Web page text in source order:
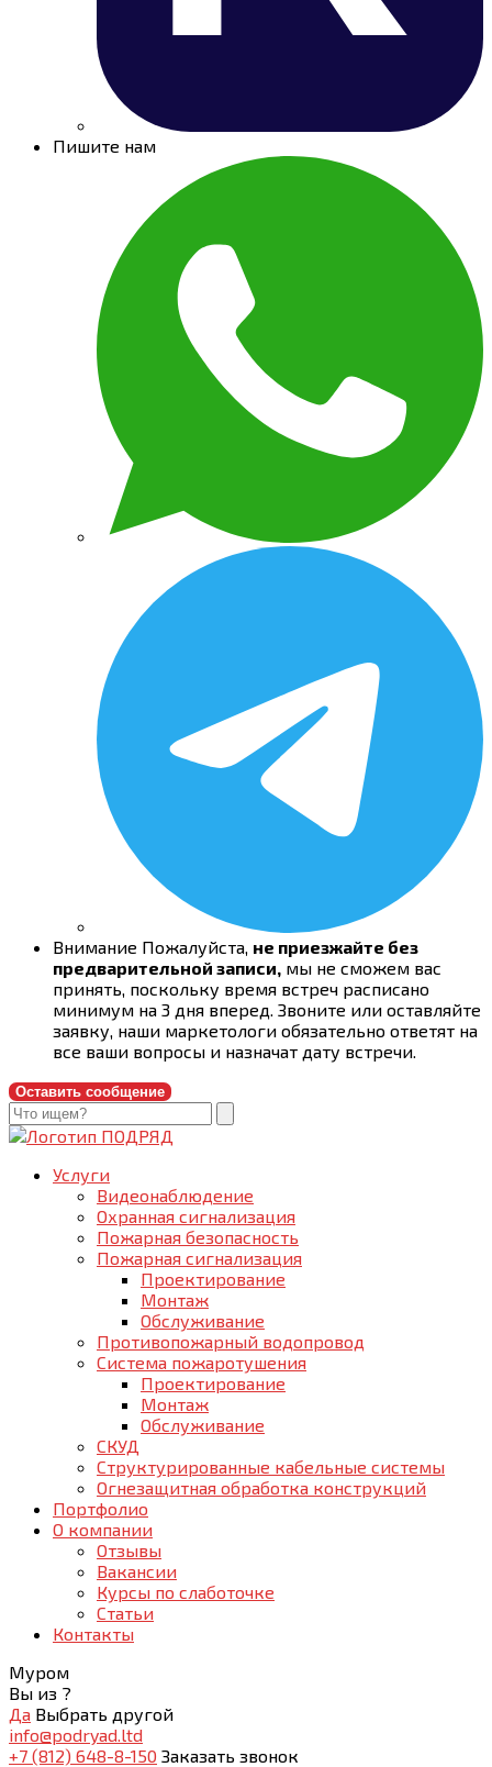
Пишите нам
Внимание Пожалуйста, не приезжайте без
предварительной записи, мы не сможем вас
принять, поскольку время встреч расписано
минимум на 3 дня вперед. Звоните или оставляйте
заявку, наши маркетологи обязательно ответят на
все ваши вопросы и назначат дату встречи.
Оставить сообщение
Услуги
Видеонаблюдение
Охранная сигнализация
Пожарная безопасность
Пожарная сигнализация
Проектирование
Монтаж
Обслуживание
Противопожарный водопровод
Система пожаротушения
Проектирование
Монтаж
Обслуживание
СКУД
Структурированные кабельные системы
Огнезащитная обработка конструкций
Портфолио
О компании
Отзывы
Вакансии
Курсы по слаботочке
Статьи
Контакты
Муром
Вы из ?
Да Выбрать другой
info@podryad.ltd
+7 (812) 648-8-150 Заказать звонок